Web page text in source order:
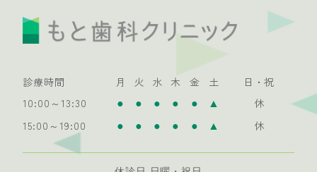
診療時間 月 火 水 木 金 土
日・祝
10:00～13:30
● ● ● ● ● ▲
休
15:00～19:00
● ● ● ● ● ▲ 休